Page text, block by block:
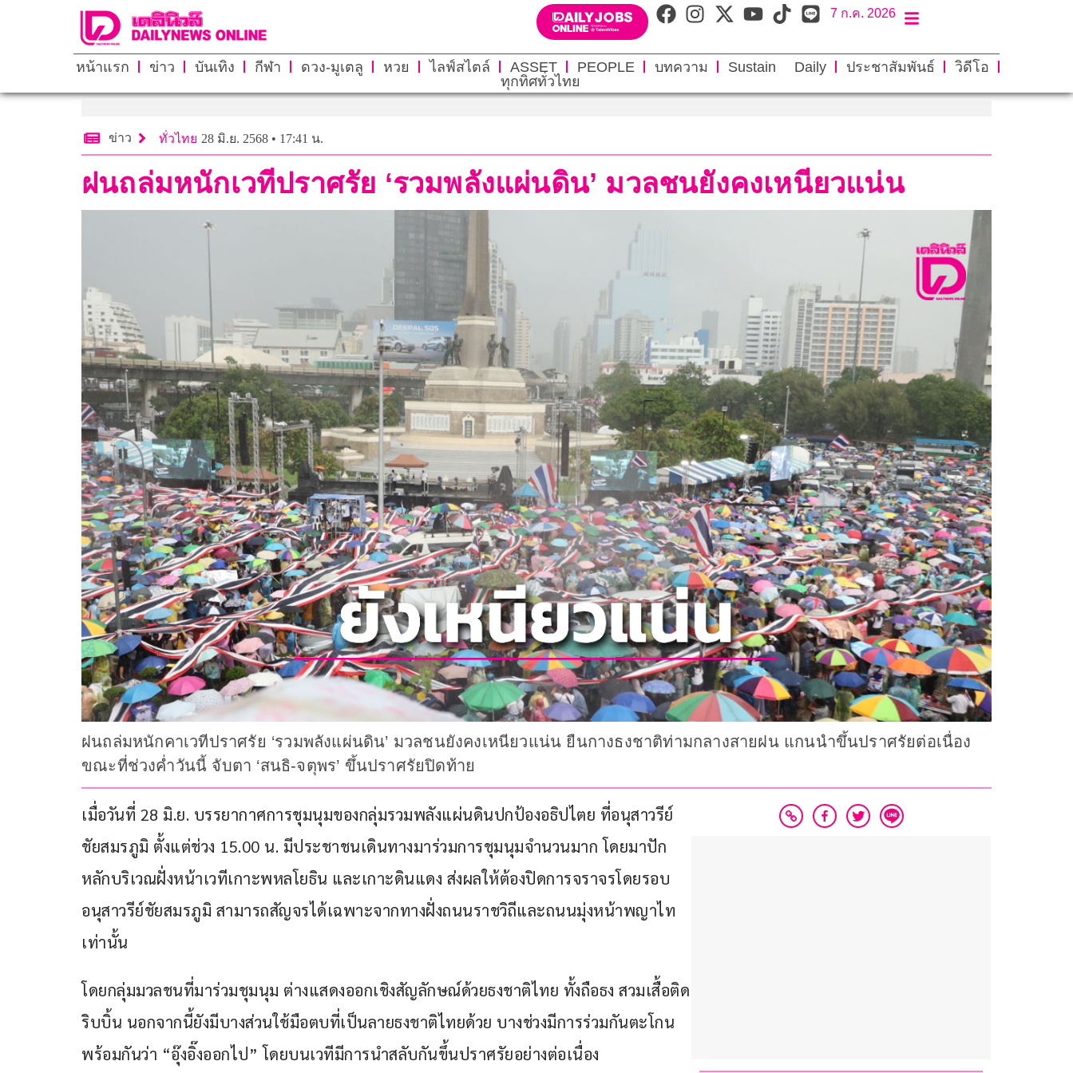
7 ก.ค. 2026
หน้าแรก ข่าว บันเทิง กีฬา ดวง-มูเตลู หวย ไลฟ์สไตล์ ASSET PEOPLE บทความ Sustain Daily ประชาสัมพันธ์
วิดีโอ
ทุกทิศทั่วไทย
ข่าว ทั่วไทย 28 มิ.ย. 2568 • 17:41 น.
ฝนถล่มหนักเวทีปราศรัย ‘รวมพลังแผ่นดิน’ มวลชนยังคงเหนียวแน่น
ฝนถล่มหนักคาเวทีปราศรัย ‘รวมพลังแผ่นดิน’ มวลชนยังคงเหนียวแน่น ยืนกางธงชาติท่ามกลางสายฝน แกนนำขึ้นปราศรัยต่อเนื่อง
ขณะที่ช่วงค่ำวันนี้ จับตา ‘สนธิ-จตุพร’ ขึ้นปราศรัยปิดท้าย
เมื่อวันที่ 28 มิ.ย. บรรยากาศการชุมนุมของกลุ่มรวมพลังแผ่นดินปกป้องอธิปไตย ที่อนุสาวรีย์
ชัยสมรภูมิ ตั้งแต่ช่วง 15.00 น. มีประชาชนเดินทางมาร่วมการชุมนุมจำนวนมาก โดยมาปัก
หลักบริเวณฝั่งหน้าเวทีเกาะพหลโยธิน และเกาะดินแดง ส่งผลให้ต้องปิดการจราจรโดยรอบ
อนุสาวรีย์ชัยสมรภูมิ สามารถสัญจรได้เฉพาะจากทางฝั่งถนนราชวิถีและถนนมุ่งหน้าพญาไท
เท่านั้น
โดยกลุ่มมวลชนที่มาร่วมชุมนุม ต่างแสดงออกเชิงสัญลักษณ์ด้วยธงชาติไทย ทั้งถือธง สวมเสื้อติด
ริบบิ้น นอกจากนี้ยังมีบางส่วนใช้มือตบที่เป็นลายธงชาติไทยด้วย บางช่วงมีการร่วมกันตะโกน
พร้อมกันว่า “อุ๊งอิ๊งออกไป” โดยบนเวทีมีการนำสลับกันขึ้นปราศรัยอย่างต่อเนื่อง